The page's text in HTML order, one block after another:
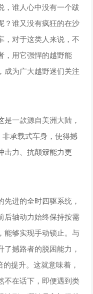
，谁人心中没有一个跋
？谁又没有疯狂的在沙
，对于这类人来说，不
，用它强悍的越野能
成为广大越野迷们关注
一款源自美洲大陆，
非承载式车身，使得撼
击力、抗颠簸能力更
进的全时四驱系统，
后轴动力始终保持按需
能够实现手动锁止。与
撼路者的脱困能力，
提升。这就意味着，
不在话下，即便遇到类